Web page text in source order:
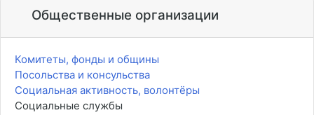
Общественные организации
Комитеты, фонды и общины
Посольства и консульства
Социальная активность, волонтёры
Социальные службы